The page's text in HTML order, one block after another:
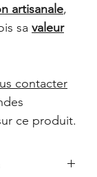
artisanale,
sa valeur
contacter
ce produit.